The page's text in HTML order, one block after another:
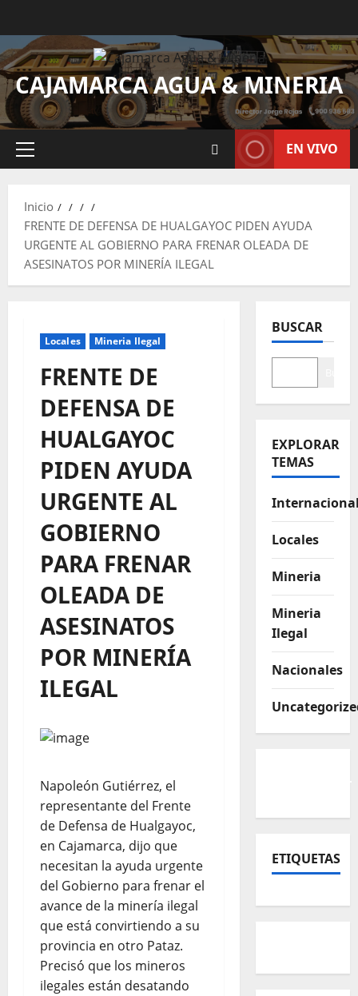
CAJAMARCA AGUA & MINERIA
EN VIVO
Inicio
FRENTE DE DEFENSA DE HUALGAYOC PIDEN AYUDA
URGENTE AL GOBIERNO PARA FRENAR OLEADA DE
ASESINATOS POR MINERÍA ILEGAL
Locales Mineria Ilegal
FRENTE DE
DEFENSA DE
HUALGAYOC
PIDEN AYUDA
URGENTE AL
GOBIERNO
PARA FRENAR
OLEADA DE
ASESINATOS
POR MINERÍA
ILEGAL
Napoleón Gutiérrez, el
representante del Frente
de Defensa de Hualgayoc,
en Cajamarca, dijo que
necesitan la ayuda urgente
del Gobierno para frenar el
avance de la minería ilegal
que está convirtiendo a su
provincia en otro Pataz.
Precisó que los mineros
ilegales están desatando
BUSCAR
EXPLORAR
TEMAS
Locales
Mineria
Mineria
Ilegal
Nacionales
ETIQUETAS